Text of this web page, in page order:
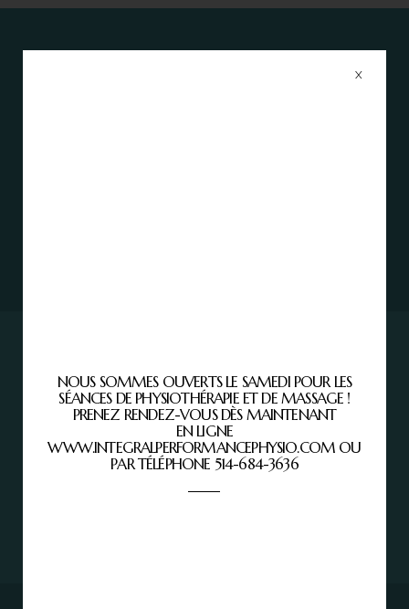
HEURES D'OUVERTURES
Lundi | 8 AM - 8 PM
Mardi | 10 AM - 8 PM
Mercredi | 10 AM - 8 PM
X
NOUS SOMMES OUVERTS LE SAMEDI POUR LES
SÉANCES DE PHYSIOTHÉRAPIE ET DE MASSAGE !
PRENEZ RENDEZ-VOUS DÈS MAINTENANT
EN LIGNE
WWW.INTEGRALPERFORMANCEPHYSIO.COM OU
PAR TÉLÉPHONE 514-684-3636